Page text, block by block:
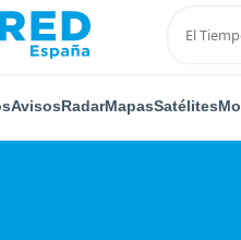
AvisosRadarMapasSatélites